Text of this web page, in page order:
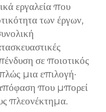
εργαλεία που
των έργων,
σε ποιοτικός
μια επιλογή·
απόφαση που μπορεί
πλεονέκτημα.